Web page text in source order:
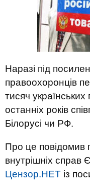
Наразі під
правоохоронців
тисяч
останніх років
Білорусі чи РФ.
Про це повідомив
внутрішніх справ
Цензор.НЕТ із